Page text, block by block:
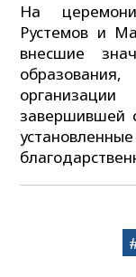
На
Рустемов и
внесшие
завершившей